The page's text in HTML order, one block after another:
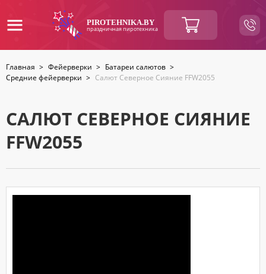
PIROTEHNIKA.BY
праздничная пиротехника
Главная > Фейерверки > Батареи салютов >
Средние фейерверки > Салют Северное Сияние FFW2055
САЛЮТ СЕВЕРНОЕ СИЯНИЕ
FFW2055
ВАШ
ЗАКАЗ
Итоговая
покупки
КОНТАКТНАЯ
ИНФОРМАЦИЯ
Ваше